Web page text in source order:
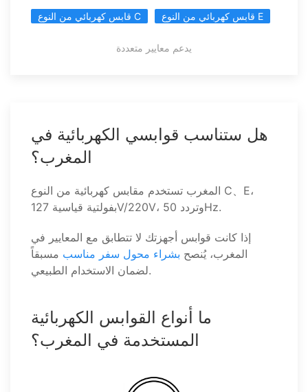
قابس كهربائي من النوع C قابس كهربائي من النوع E
يدعم معايير متعددة
هل ستناسب قوابسي الكهربائية في
المغرب؟
المغرب تستخدم مقابس كهربائية من النوع C、E،
بفولتية قياسية 127V/220V، وتردد 50Hz.
إذا كانت قوابس أجهزتك لا تتطابق مع المعايير في
المغرب، يُنصح بشراء محول سفر مناسب مسبقاً
لضمان الاستخدام الطبيعي.
ما أنواع القوابس الكهربائية
المستخدمة في المغرب؟